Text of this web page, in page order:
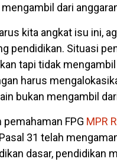
mengambil dari
kita angkat isu ini,
pendidikan. Situasi
tapi tidak
harus
bukan mengambil
pemahaman FPG MPR
31 telah
dasar, pendidikan